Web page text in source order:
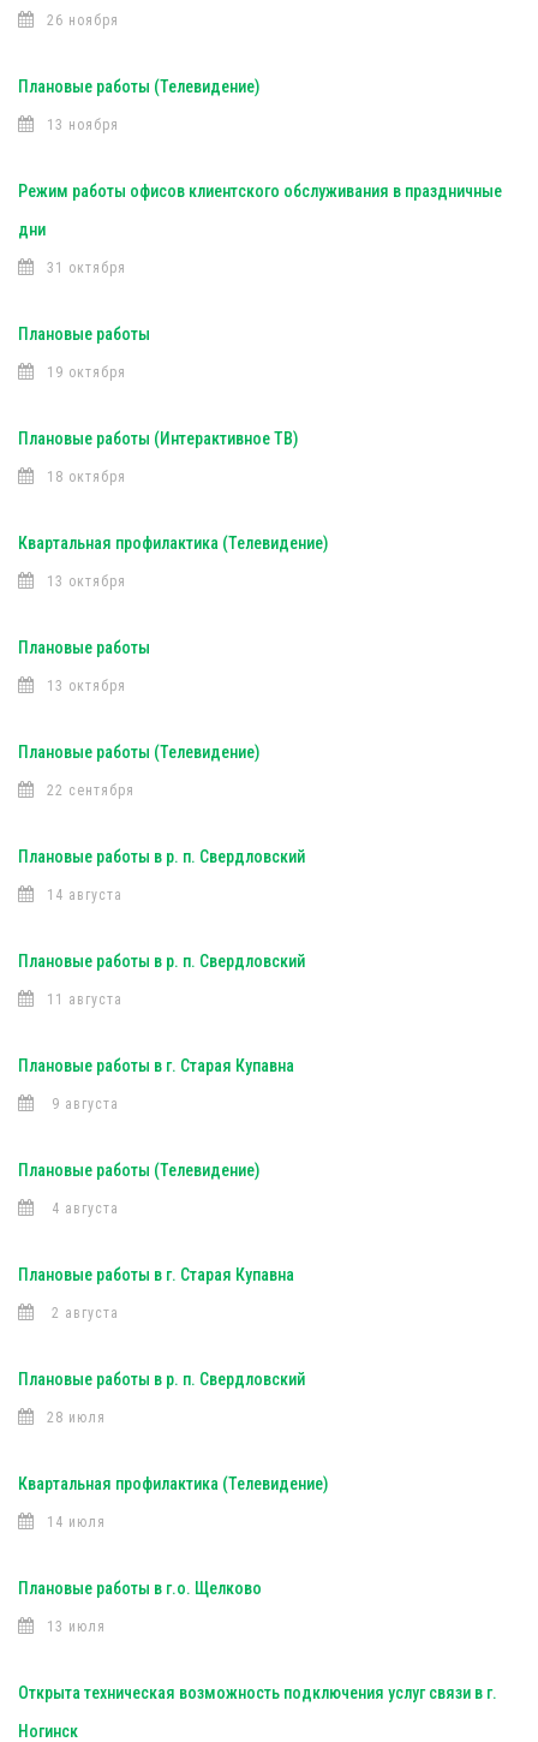
26 ноября
Плановые работы (Телевидение)
13 ноября
Режим работы офисов клиентского обслуживания в праздничные
дни
31 октября
Плановые работы
19 октября
Плановые работы (Интерактивное ТВ)
18 октября
Квартальная профилактика (Телевидение)
13 октября
Плановые работы
13 октября
Плановые работы (Телевидение)
22 сентября
Плановые работы в р. п. Свердловский
14 августа
Плановые работы в р. п. Свердловский
11 августа
Плановые работы в г. Старая Купавна
9 августа
Плановые работы (Телевидение)
4 августа
Плановые работы в г. Старая Купавна
2 августа
Плановые работы в р. п. Свердловский
28 июля
Квартальная профилактика (Телевидение)
14 июля
Плановые работы в г.о. Щелково
13 июля
Открыта техническая возможность подключения услуг связи в г.
Ногинск